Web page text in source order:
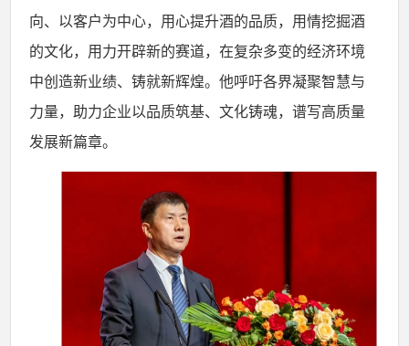
向、以客户为中心，用心提升酒的品质，用情挖掘酒
的文化，用力开辟新的赛道，在复杂多变的经济环境
中创造新业绩、铸就新辉煌。他呼吁各界凝聚智慧与
力量，助力企业以品质筑基、文化铸魂，谱写高质量
发展新篇章。